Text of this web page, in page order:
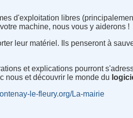
d'exploitation libres
machine, nous vous y aiderons !
leur matériel. Ils penseront à
et explications pourront
nous et découvrir le monde du
le-fleury.org/La-mairie